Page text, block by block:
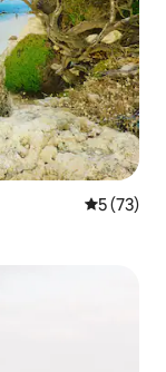
5 (73)